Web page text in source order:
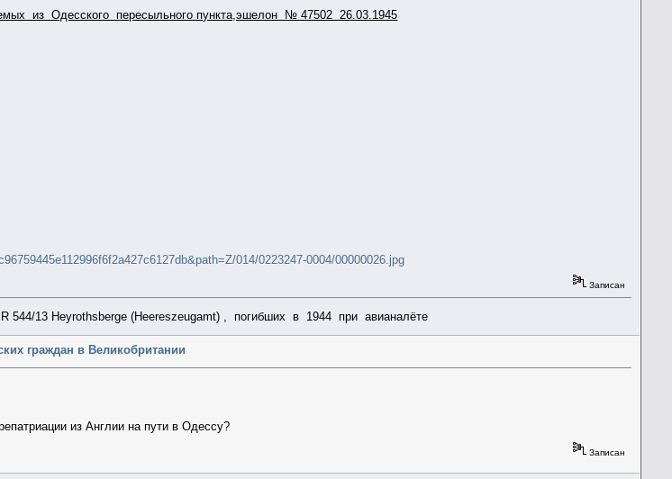
из Одесского пересыльного пункта,эшелон № 47502 26.03.1945
014/0223247-0004/00000026.jpg
Записан
13 Heyrothsberge (Heereszeugamt) , погибших в 1944 при авианалёте
граждан в Великобритании
из Англии на пути в Одессу?
Записан